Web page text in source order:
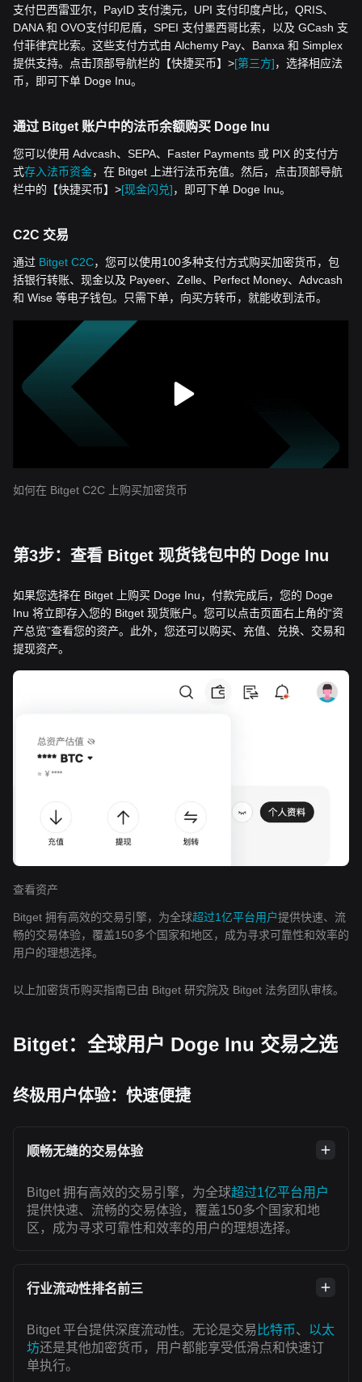
支付巴西雷亚尔，PayID 支付澳元，UPI 支付印度卢比，QRIS、
DANA 和 OVO支付印尼盾，SPEI 支付墨西哥比索，以及 GCash 支
付菲律宾比索。这些支付方式由 Alchemy Pay、Banxa 和 Simplex
提供支持。点击顶部导航栏的【快捷买币】>[第三方]，选择相应法
币，即可下单 Doge Inu。
通过 Bitget 账户中的法币余额购买 Doge Inu
您可以使用 Advcash、SEPA、Faster Payments 或 PIX 的支付方
式存入法币资金，在 Bitget 上进行法币充值。然后，点击顶部导航
栏中的【快捷买币】>[现金闪兑]，即可下单 Doge Inu。
C2C 交易
通过 Bitget C2C，您可以使用100多种支付方式购买加密货币，包
括银行转账、现金以及 Payeer、Zelle、Perfect Money、Advcash
和 Wise 等电子钱包。只需下单，向买方转币，就能收到法币。
如何在 Bitget C2C 上购买加密货币
第3步：查看 Bitget 现货钱包中的 Doge Inu
如果您选择在 Bitget 上购买 Doge Inu，付款完成后，您的 Doge
Inu 将立即存入您的 Bitget 现货账户。您可以点击页面右上角的“资
产总览”查看您的资产。此外，您还可以购买、充值、兑换、交易和
提现资产。
查看资产
Bitget 拥有高效的交易引擎，为全球超过1亿平台用户提供快速、流
畅的交易体验，覆盖150多个国家和地区，成为寻求可靠性和效率的
用户的理想选择。
以上加密货币购买指南已由 Bitget 研究院及 Bitget 法务团队审核。
Bitget：全球用户 Doge Inu 交易之选
终极用户体验：快速便捷
顺畅无缝的交易体验
Bitget 拥有高效的交易引擎，为全球超过1亿平台用户
提供快速、流畅的交易体验，覆盖150多个国家和地
区，成为寻求可靠性和效率的用户的理想选择。
行业流动性排名前三
Bitget 平台提供深度流动性。无论是交易 比特币、 以太
坊还是其他加密货币，用户都能享受低滑点和快速订
单执行。